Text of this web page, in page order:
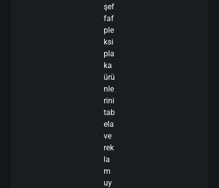
şef
faf
ple
ksi
pla
ka
ürü
nle
rini
tab
ela
ve
rek
la
m
uy